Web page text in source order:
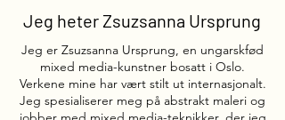
Jeg heter Zsuzsanna Ursprung
Jeg er Zsuzsanna Ursprung, en ungarskfød
mixed media-kunstner bosatt i Oslo.
Verkene mine har vært stilt ut internasjonalt.
Jeg spesialiserer meg på abstrakt maleri og